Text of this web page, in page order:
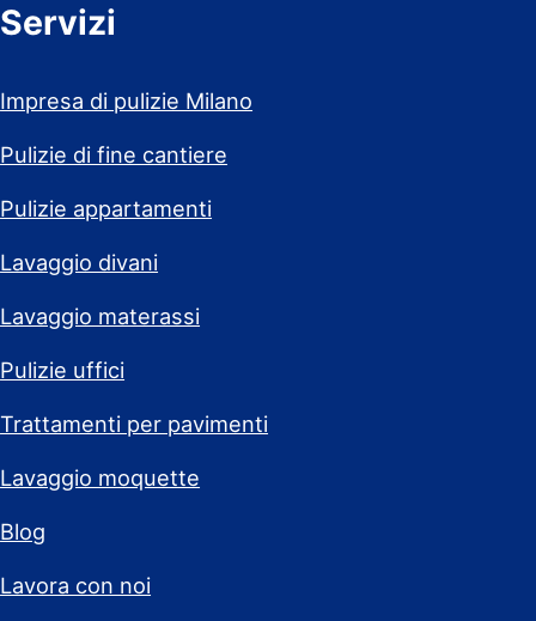
Servizi
Impresa di pulizie Milano
Pulizie di fine cantiere
Pulizie appartamenti
Lavaggio divani
Lavaggio materassi
Pulizie uffici
Trattamenti per pavimenti
Lavaggio moquette
Blog
Lavora con noi